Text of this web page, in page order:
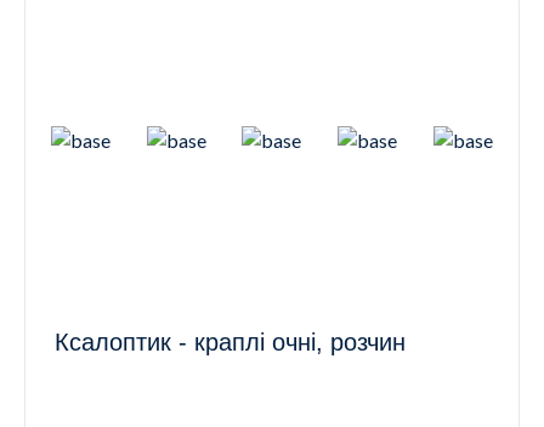
Ксалоптик - краплі очні, розчин